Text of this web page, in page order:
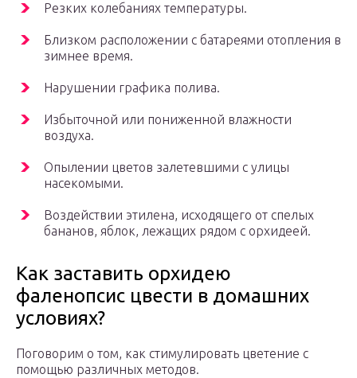
Резких колебаниях температуры.
Близком расположении с батареями отопления в
зимнее время.
Нарушении графика полива.
Избыточной или пониженной влажности
воздуха.
Опылении цветов залетевшими с улицы
насекомыми.
Воздействии этилена, исходящего от спелых
бананов, яблок, лежащих рядом с орхидеей.
Как заставить орхидею
фаленопсис цвести в домашних
условиях?
Поговорим о том, как стимулировать цветение с
помощью различных методов.